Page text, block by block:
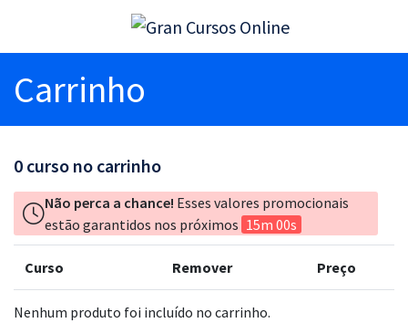
Carrinho
0 curso no carrinho
Não perca a chance! Esses valores promocionais
estão garantidos nos próximos 15m 00s
Curso Remover Preço
Nenhum produto foi incluído no carrinho.